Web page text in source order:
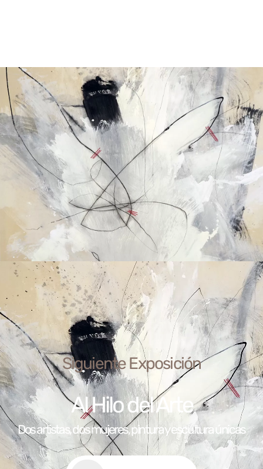
Siguiente Exposición
Al Hilo del Arte
Dos artistas, dos mujeres, pintura y escultura únicas